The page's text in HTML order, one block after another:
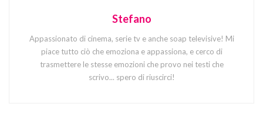
Stefano
Appassionato di cinema, serie tv e anche soap televisive! Mi
piace tutto ciò che emoziona e appassiona, e cerco di
trasmettere le stesse emozioni che provo nei testi che
scrivo... spero di riuscirci!